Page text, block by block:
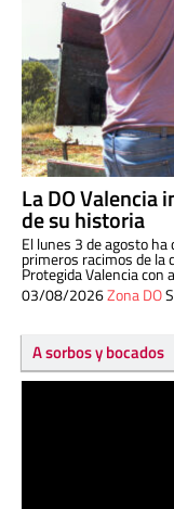
La DO Valencia
de su historia
El lunes 3 de agosto
primeros racimos de la
Protegida Valencia con
03/08/2026Zona DO
A sorbos y bocados